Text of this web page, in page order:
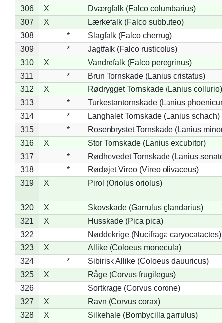
306
X
Dværgfalk (Falco columbarius)
307
X
Lærkefalk (Falco subbuteo)
308
*
Slagfalk (Falco cherrug)
309
*
Jagtfalk (Falco rusticolus)
310
X
Vandrefalk (Falco peregrinus)
311
*
Brun Tornskade (Lanius cristatus)
312
X
Rødrygget Tornskade (Lanius collurio)
313
*
Turkestantornskade (Lanius
314
*
Langhalet Tornskade (Lanius schach)
315
*
Rosenbrystet Tornskade (Lanius
316
X
Stor Tornskade (Lanius excubitor)
317
*
Rødhovedet Tornskade (Lanius
318
*
Rødøjet Vireo (Vireo olivaceus)
319
X Pirol (Oriolus oriolus)
320 X
Skovskade (Garrulus glandarius)
321
X
Husskade (Pica pica)
322
Nøddekrige (Nucifraga caryocatactes)
323
X
Allike (Coloeus monedula)
324
*
Sibirisk Allike (Coloeus dauuricus)
325
X
Råge (Corvus frugilegus)
326
Sortkrage (Corvus corone)
327
X
Ravn (Corvus corax)
328
X
Silkehale (Bombycilla garrulus)